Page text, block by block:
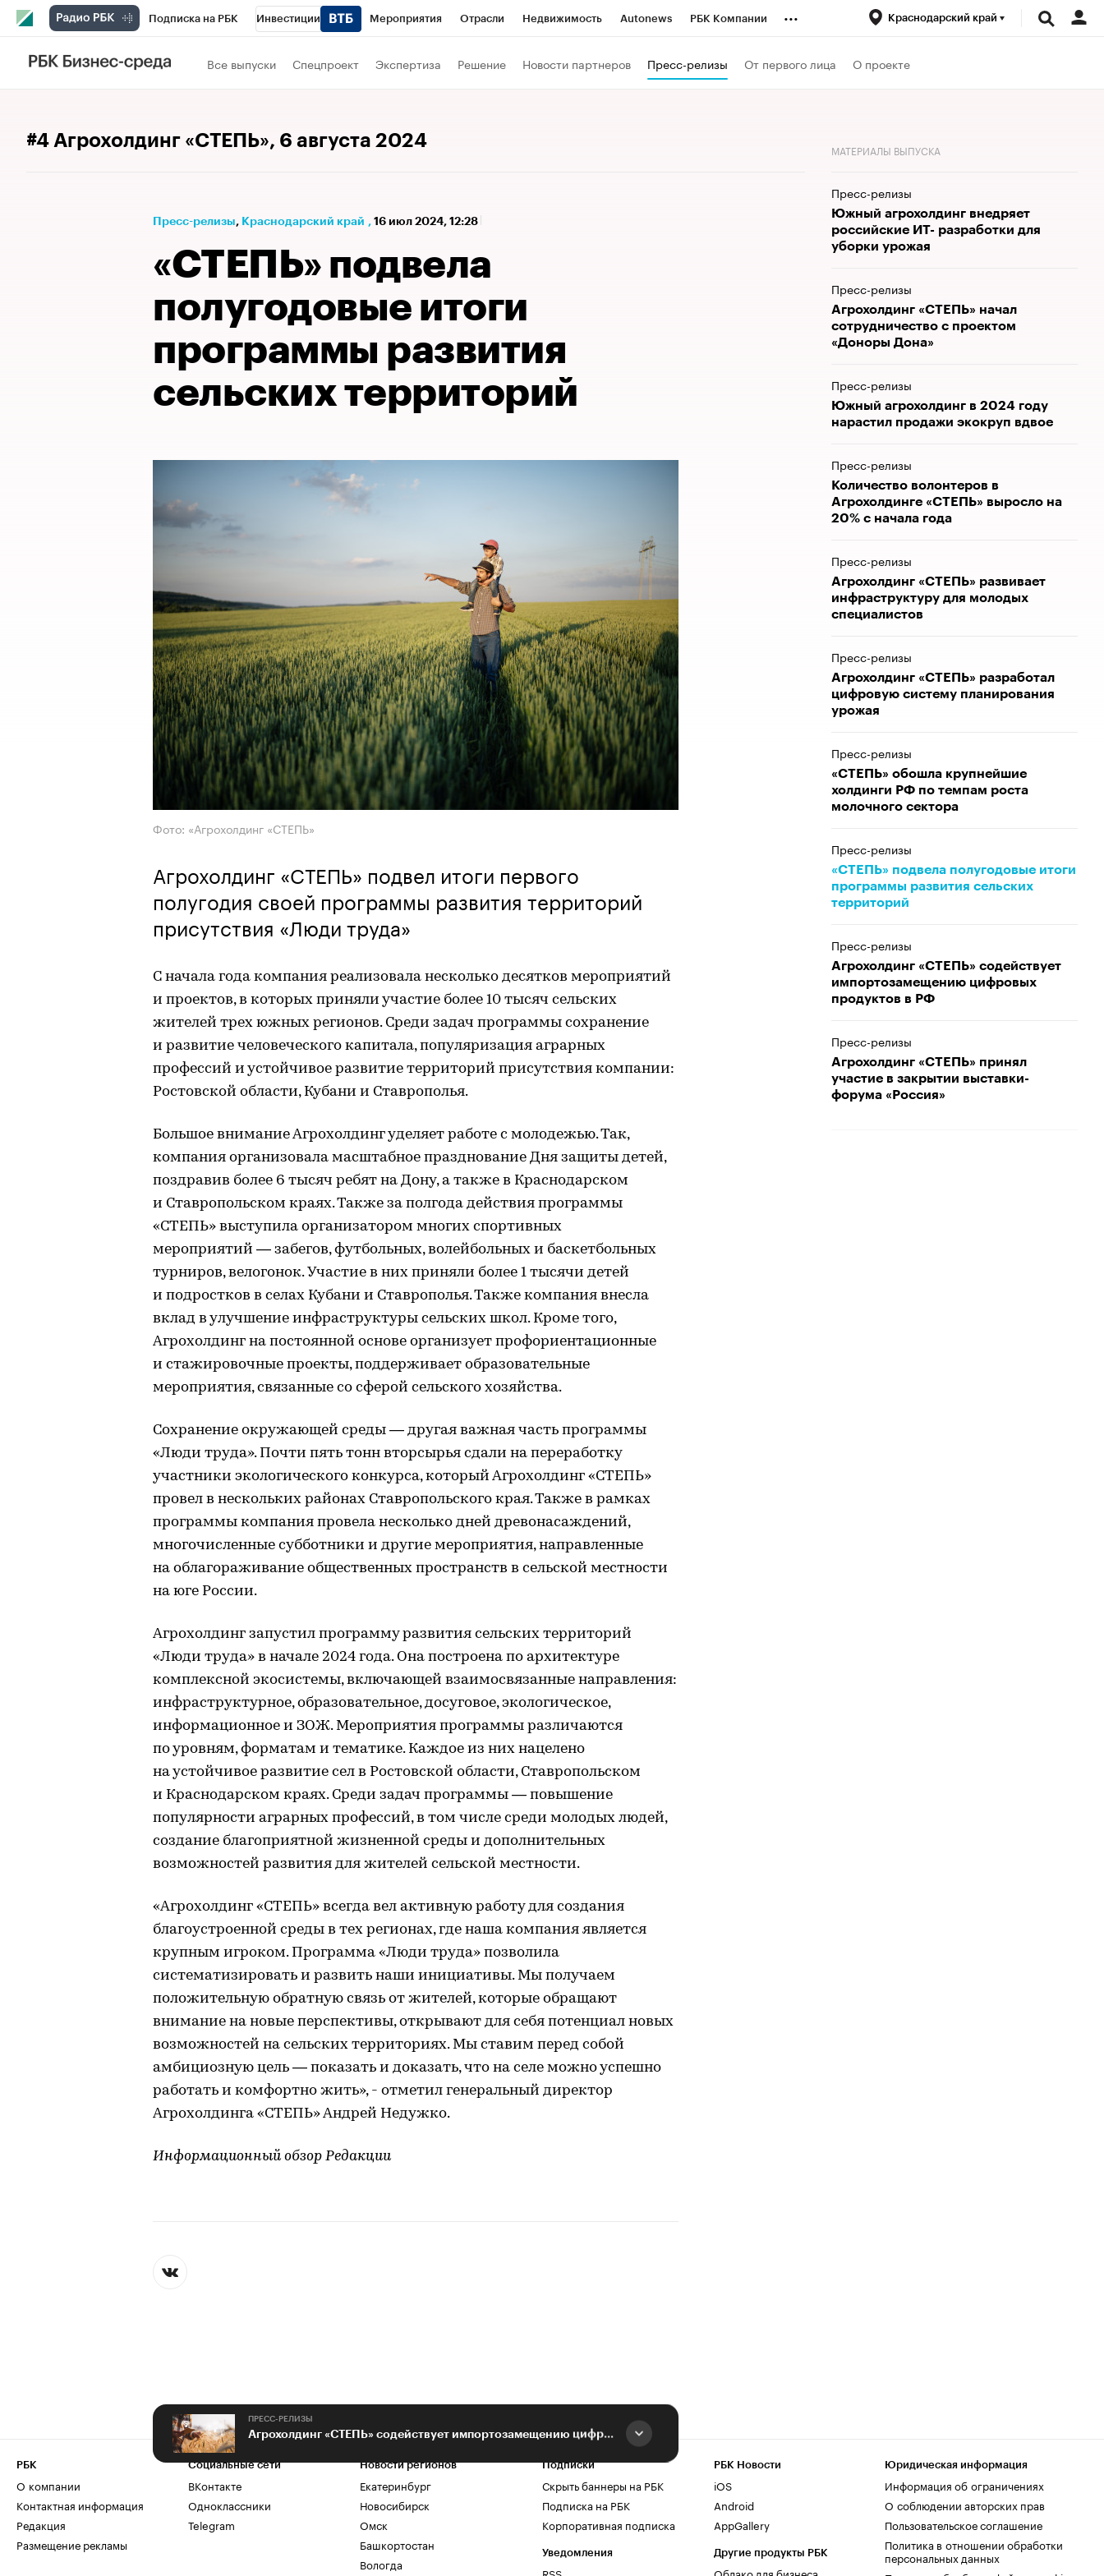
Подписка на РБК Инвестиции Мероприятия Отрасли Недвижимость Autonews РБК Компании
Телеканал
... Краснодарский край
Все выпуски Спецпроект Экспертиза Решение Новости партнеров Пресс-релизы От первого лица О проекте
#4 Агрохолдинг «СТЕПЬ», 6 августа 2024
Пресс-релизы⁠, Краснодарский край , 16 июл 2024, 12:28
«СТЕПЬ» подвела
полугодовые итоги
программы развития
сельских территорий
Фото: «Агрохолдинг «СТЕПЬ»
Агрохолдинг «СТЕПЬ» подвел итоги первого
полугодия своей программы развития территорий
присутствия «Люди труда»
С начала года компания реализовала несколько десятков мероприятий
и проектов, в которых приняли участие более 10 тысяч сельских
жителей трех южных регионов. Среди задач программы сохранение
и развитие человеческого капитала, популяризация аграрных
профессий и устойчивое развитие территорий присутствия компании:
Ростовской области, Кубани и Ставрополья.
Большое внимание Агрохолдинг уделяет работе с молодежью. Так,
компания организовала масштабное празднование Дня защиты детей,
поздравив более 6 тысяч ребят на Дону, а также в Краснодарском
и Ставропольском краях. Также за полгода действия программы
«СТЕПЬ» выступила организатором многих спортивных
мероприятий — забегов, футбольных, волейбольных и баскетбольных
турниров, велогонок. Участие в них приняли более 1 тысячи детей
и подростков в селах Кубани и Ставрополья. Также компания внесла
вклад в улучшение инфраструктуры сельских школ. Кроме того,
Агрохолдинг на постоянной основе организует профориентационные
и стажировочные проекты, поддерживает образовательные
мероприятия, связанные со сферой сельского хозяйства.
Сохранение окружающей среды — другая важная часть программы
«Люди труда». Почти пять тонн вторсырья сдали на переработку
участники экологического конкурса, который Агрохолдинг «СТЕПЬ»
провел в нескольких районах Ставропольского края. Также в рамках
программы компания провела несколько дней древонасаждений,
многочисленные субботники и другие мероприятия, направленные
на облагораживание общественных пространств в сельской местности
на юге России.
Агрохолдинг запустил программу развития сельских территорий
«Люди труда» в начале 2024 года. Она построена по архитектуре
комплексной экосистемы, включающей взаимосвязанные направления:
инфраструктурное, образовательное, досуговое, экологическое,
информационное и ЗОЖ. Мероприятия программы различаются
по уровням, форматам и тематике. Каждое из них нацелено
на устойчивое развитие сел в Ростовской области, Ставропольском
и Краснодарском краях. Среди задач программы — повышение
популярности аграрных профессий, в том числе среди молодых людей,
создание благоприятной жизненной среды и дополнительных
возможностей развития для жителей сельской местности.
«Агрохолдинг «СТЕПЬ» всегда вел активную работу для создания
благоустроенной среды в тех регионах, где наша компания является
крупным игроком. Программа «Люди труда» позволила
систематизировать и развить наши инициативы. Мы получаем
положительную обратную связь от жителей, которые обращают
внимание на новые перспективы, открывают для себя потенциал новых
возможностей на сельских территориях. Мы ставим перед собой
амбициозную цель — показать и доказать, что на селе можно успешно
работать и комфортно жить», - отметил генеральный директор
Агрохолдинга «СТЕПЬ» Андрей Недужко.
Информационный обзор Редакции
ПРЕСС-РЕЛИЗЫ
Агрохолдинг «СТЕПЬ» содействует импортозамещению цифровых продуктов в РФ
МАТЕРИАЛЫ ВЫПУСКА
Пресс-релизы
Южный агрохолдинг внедряет
российские ИТ- разработки для
уборки урожая
Пресс-релизы
Агрохолдинг «СТЕПЬ» начал
сотрудничество с проектом
«Доноры Дона»
Пресс-релизы
Южный агрохолдинг в 2024 году
нарастил продажи экокруп вдвое
Пресс-релизы
Количество волонтеров в
Агрохолдинге «СТЕПЬ» выросло на
20% с начала года
Пресс-релизы
Агрохолдинг «СТЕПЬ» развивает
инфраструктуру для молодых
специалистов
Пресс-релизы
Агрохолдинг «СТЕПЬ» разработал
цифровую систему планирования
урожая
Пресс-релизы
«СТЕПЬ» обошла крупнейшие
холдинги РФ по темпам роста
молочного сектора
Пресс-релизы
«СТЕПЬ» подвела полугодовые итоги
программы развития сельских
территорий
Пресс-релизы
Агрохолдинг «СТЕПЬ» содействует
импортозамещению цифровых
продуктов в РФ
Пресс-релизы
Агрохолдинг «СТЕПЬ» принял
участие в закрытии выставки-
форума «Россия»
РБК
О компании
Контактная информация
Редакция
Размещение рекламы
Социальные сети
ВКонтакте
Одноклассники
Telegram
Новости регионов
Екатеринбург
Новосибирск
Омск
Башкортостан
Вологда
Подписки
Скрыть баннеры на РБК
Подписка на РБК
Корпоративная подписка
Уведомления
RSS
РБК Новости
iOS
Android
AppGallery
Другие продукты РБК
Облако для бизнеса
Юридическая информация
Информация об ограничениях
О соблюдении авторских прав
Пользовательское соглашение
Политика в отношении обработки
персональных данных